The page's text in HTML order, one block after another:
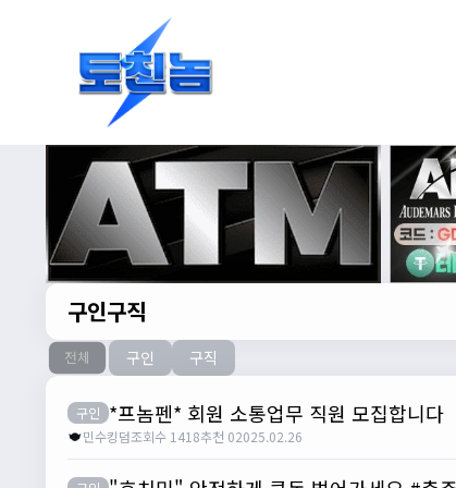
구인구직
전체 구인 구직
구인 *프놈펜* 회원 소통업무 직원 모집합니다
민수킹덤조회수 1418추천 02025.02.26